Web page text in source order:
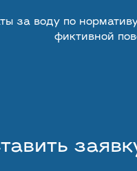
за воду по
фиктивной